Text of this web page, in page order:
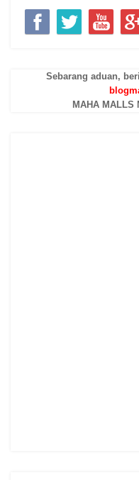
Sebarang aduan,
MAHA MALLS